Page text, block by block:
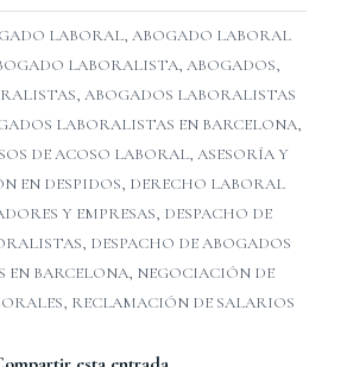
LABORAL, ABOGADO LABORAL
LABORALISTA,ABOGADOS,
,ABOGADOS LABORALISTAS
LABORALISTAS EN BARCELONA,
DE ACOSO LABORAL,ASESORÍA Y
EN DESPIDOS, DERECHO LABORAL
Y EMPRESAS, DESPACHO DE
, DESPACHO DE ABOGADOS
EN BARCELONA, NEGOCIACIÓN DE
, RECLAMACIÓN DE SALARIOS